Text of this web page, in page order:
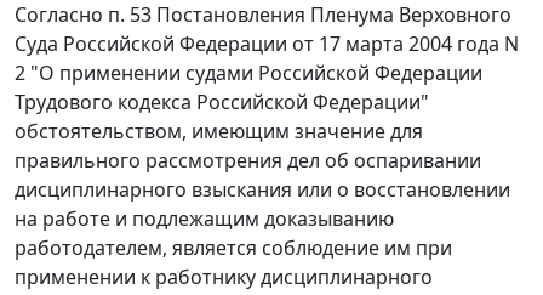
Согласно п. 53 Постановления Пленума Верховного
Суда Российской Федерации от 17 марта 2004 года N
2 "О применении судами Российской Федерации
Трудового кодекса Российской Федерации"
обстоятельством, имеющим значение для
правильного рассмотрения дел об оспаривании
дисциплинарного взыскания или о восстановлении
на работе и подлежащим доказыванию
работодателем, является соблюдение им при
применении к работнику дисциплинарного